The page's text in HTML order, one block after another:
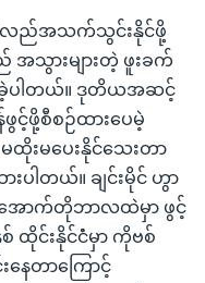
န်လည်အသက်သွင်းနိုင်ဖို့
သွားများတဲ့ ဖူးခက်
ပါတယ်။ ဒုတိယအဆင့်
င့်ဖို့စီစဉ်ထားပေမဲ့
းမပေးနိုင်သေးတာ
ါတယ်။ ချင်းမိုင် ဟွာ
ောက်တိုဘာလထဲမှာ ဖွင့်
ထိုင်းနိုင်ငံံမှာ ကိုဗစ်
နေတာကြောင့်